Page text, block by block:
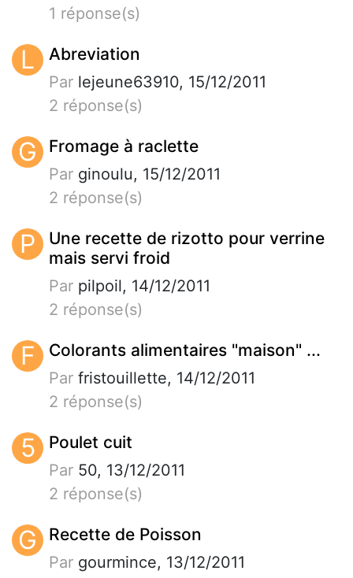
1 réponse(s)
L Abreviation
Par lejeune63910, 15/12/2011
2 réponse(s)
G Fromage à raclette
Par ginoulu, 15/12/2011
2 réponse(s)
P
Une recette de rizotto pour verrine
mais servi froid
Par pilpoil, 14/12/2011
2 réponse(s)
F Colorants alimentaires "maison" ...
Par fristouillette, 14/12/2011
2 réponse(s)
5 Poulet cuit
Par 50, 13/12/2011
2 réponse(s)
G Recette de Poisson
Par gourmince, 13/12/2011